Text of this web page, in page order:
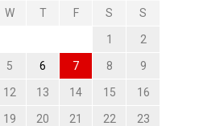
W T F S S
1 2
5 6 7 8 9
12 13 14 15 16
19 20 21 22 23